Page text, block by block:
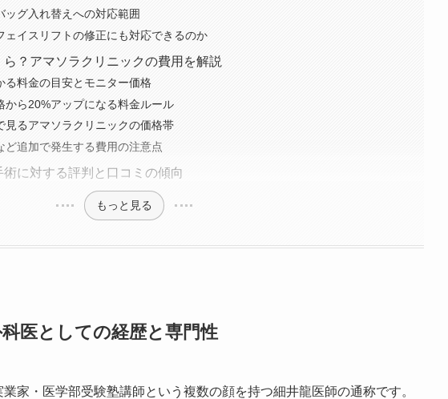
ッグ入れ替えへの対応範囲
ェイスリフトの修正にも対応できるのか
？アマソラクリニックの費用を解説
る料金の目安とモニター価格
から20%アップになる料金ルール
見るアマソラクリニックの価格帯
ど追加で発生する費用の注意点
術に対する評判と口コミの傾向
もっと見る
医としての経歴と専門性
家・医学部受験塾講師という複数の顔を持つ細井龍医師の通称です。